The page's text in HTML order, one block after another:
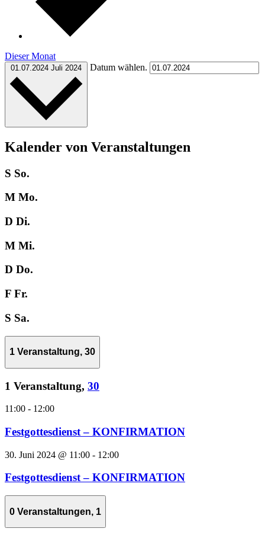
Dieser Monat
01.07.2024 Juli 2024 Datum wählen.
Kalender von Veranstaltungen
S So.
M Mo.
D Di.
M Mi.
D Do.
F Fr.
S Sa.
1 Veranstaltung, 30
1 Veranstaltung, 30
11:00 - 12:00
Festgottesdienst – KONFIRMATION
30. Juni 2024 @ 11:00 - 12:00
Festgottesdienst – KONFIRMATION
0 Veranstaltungen, 1